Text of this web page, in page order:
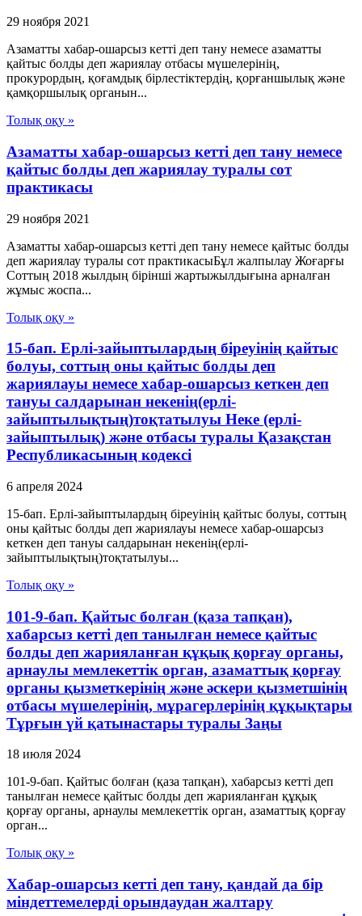
29 ноября 2021
Азаматты хабар-ошарсыз кетті деп тану немесе азаматты
қайтыс болды деп жариялау отбасы мүшелерінің,
прокурордың, қоғамдық бірлестіктердің, қорғаншылық және
қамқоршылық органын...
Толық оқу »
Азаматты хабар-ошарсыз кетті деп тану немесе
қайтыс болды деп жариялау туралы сот
практикасы
29 ноября 2021
Азаматты хабар-ошарсыз кетті деп тану немесе қайтыс болды
деп жариялау туралы сот практикасыБұл жалпылау Жоғарғы
Соттың 2018 жылдың бірінші жартыжылдығына арналған
жұмыс жоспа...
Толық оқу »
15-бап. Ерлі-зайыптылардың біреуінің қайтыс
болуы, соттың оны қайтыс болды деп
жариялауы немесе хабар-ошарсыз кеткен деп
тануы салдарынан некенің(ерлі-
зайыптылықтың)тоқтатылуы Неке (ерлі-
зайыптылық) және отбасы туралы Қазақстан
Республикасының кодексі
6 апреля 2024
15-бап. Ерлі-зайыптылардың біреуінің қайтыс болуы, соттың
оны қайтыс болды деп жариялауы немесе хабар-ошарсыз
кеткен деп тануы салдарынан некенің(ерлі-
зайыптылықтың)тоқтатылуы...
Толық оқу »
101-9-бап. Қайтыс болған (қаза тапқан),
хабарсыз кетті деп танылған немесе қайтыс
болды деп жарияланған құқық қорғау органы,
арнаулы мемлекеттік орган, азаматтық қорғау
органы қызметкерінің және әскери қызметшінің
отбасы мүшелерінің, мұрагерлерінің құқықтары
Тұрғын үй қатынастары туралы Заңы
18 июля 2024
101-9-бап. Қайтыс болған (қаза тапқан), хабарсыз кетті деп
танылған немесе қайтыс болды деп жарияланған құқық
қорғау органы, арнаулы мемлекеттік орган, азаматтық қорғау
орган...
Толық оқу »
Хабар-ошарсыз кетті деп тану, қандай да бір
міндеттемелерді орындаудан жалтару